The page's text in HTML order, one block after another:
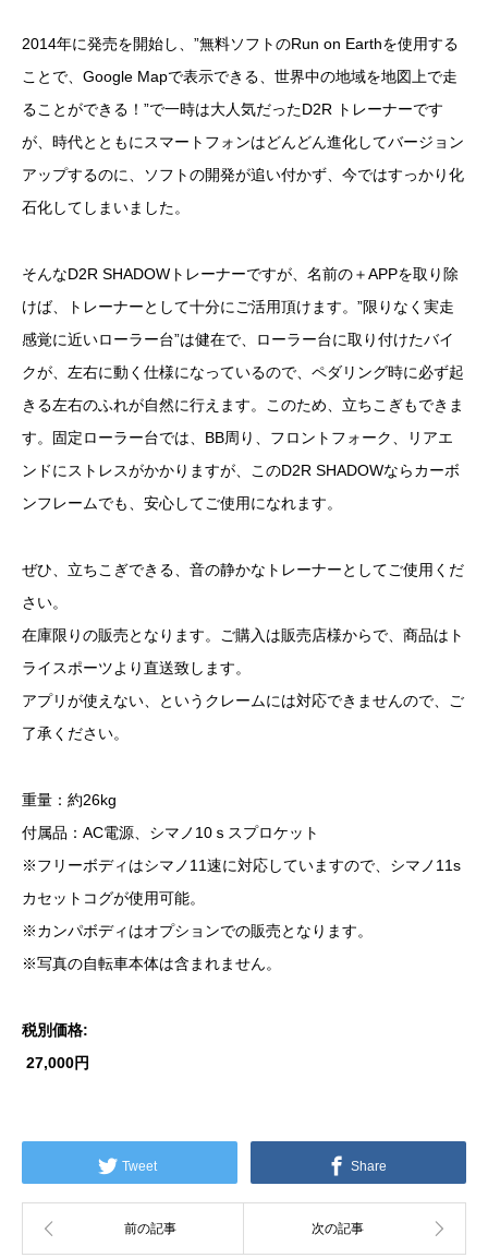
2014年に発売を開始し、”無料ソフトのRun on Earthを使用する
ことで、Google Mapで表示できる、世界中の地域を地図上で走
ることができる！”で一時は大人気だったD2R トレーナーです
が、時代とともにスマートフォンはどんどん進化してバージョン
アップするのに、ソフトの開発が追い付かず、今ではすっかり化
石化してしまいました。
そんなD2R SHADOWトレーナーですが、名前の＋APPを取り除
けば、トレーナーとして十分にご活用頂けます。”限りなく実走
感覚に近いローラー台”は健在で、ローラー台に取り付けたバイ
クが、左右に動く仕様になっているので、ペダリング時に必ず起
きる左右のふれが自然に行えます。このため、立ちこぎもできま
す。固定ローラー台では、BB周り、フロントフォーク、リアエ
ンドにストレスがかかりますが、このD2R SHADOWならカーボ
ンフレームでも、安心してご使用になれます。
ぜひ、立ちこぎできる、音の静かなトレーナーとしてご使用くだ
さい。
在庫限りの販売となります。ご購入は販売店様からで、商品はト
ライスポーツより直送致します。
アプリが使えない、というクレームには対応できませんので、ご
了承ください。
重量：約26kg
付属品：AC電源、シマノ10ｓスプロケット
※フリーボディはシマノ11速に対応していますので、シマノ11s
カセットコグが使用可能。
※カンパボディはオプションでの販売となります。
※写真の自転車本体は含まれません。
税別価格:
27,000円
Tweet Share